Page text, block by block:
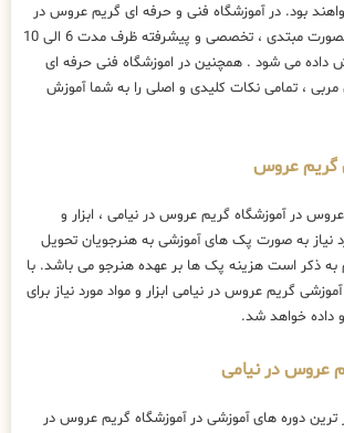
بود. در آموزشگاه فنی و حرفه ای گریم عروس در
نیامی ، کلیه مباحث بصورت مبتدی ، تخصصی و پیشرفته ظرف مدت 6 الی 10
داده می شود . همچنین در اموزشگاه فنی حرفه ای
، تمامی نکات کلیدی و اصلی را به شما آموزش
گریم عروس
در آموزشگاه گریم عروس در نیامی ، ابزار و
نیاز به صورت پک های آموزشی به هنرجویان تحویل
به ذکر است هزینه پک ها بر عهده هنرجو می باشد. با
گریم عروس در نیامی ابزار و مواد مورد نیاز برای
داده خواهد شد.
عروس در نیامی
ترین دوره های آموزشی در آموزشگاه گریم عروس در